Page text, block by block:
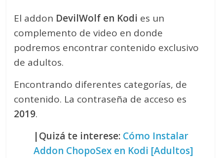
El addon DevilWolf en Kodi es un
complemento de video en donde
podremos encontrar contenido exclusivo
de adultos.
Encontrando diferentes categorías, de
contenido. La contraseña de acceso es
2019.
|Quizá te interese: Cómo Instalar
Addon ChopoSex en Kodi [Adultos]